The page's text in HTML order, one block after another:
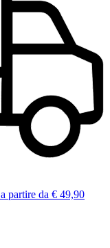
a partire da € 49,90